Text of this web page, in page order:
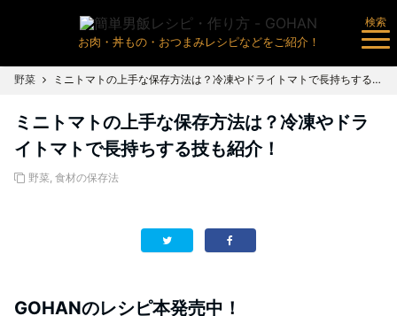
お肉・丼もの・おつまみレシピなどをご紹介！
検索
野菜 ミニトマトの上手な保存方法は？冷凍やドライトマトで長持ちする技も紹介！
ミニトマトの上手な保存方法は？冷凍やドラ
イトマトで長持ちする技も紹介！
野菜, 食材の保存法
GOHANのレシピ本発売中！